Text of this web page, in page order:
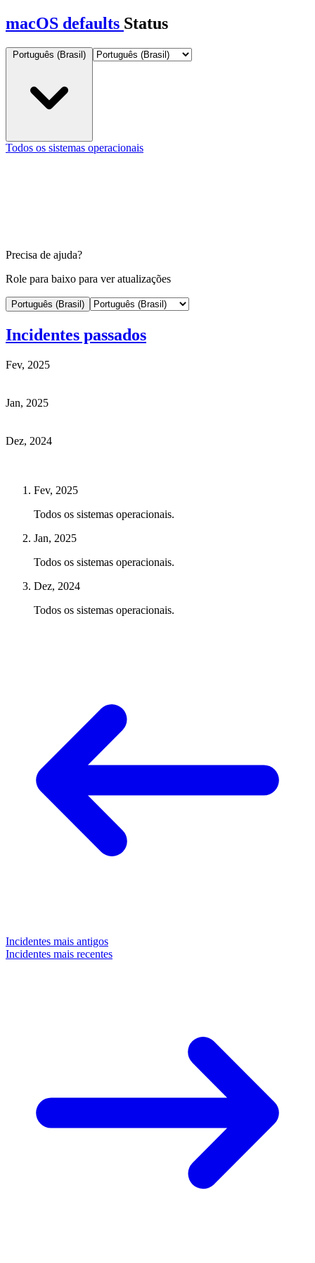
macOS defaults Status
Português (Brasil)
Todos os sistemas operacionais
Precisa de ajuda?
Role para baixo para ver atualizações
Português (Brasil)
Incidentes passados
Fev, 2025
Jan, 2025
Dez, 2024
Fev, 2025
Todos os sistemas operacionais.
Jan, 2025
Todos os sistemas operacionais.
Dez, 2024
Todos os sistemas operacionais.
Incidentes mais antigos
Incidentes mais recentes